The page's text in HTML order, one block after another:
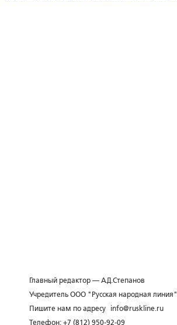
Главный редактор — А.Д.Степанов
Учредитель ООО "Русская народная линия"
Пишите нам по адресу
info@ruskline.ru
Телефон: +7 (812) 950-92-09